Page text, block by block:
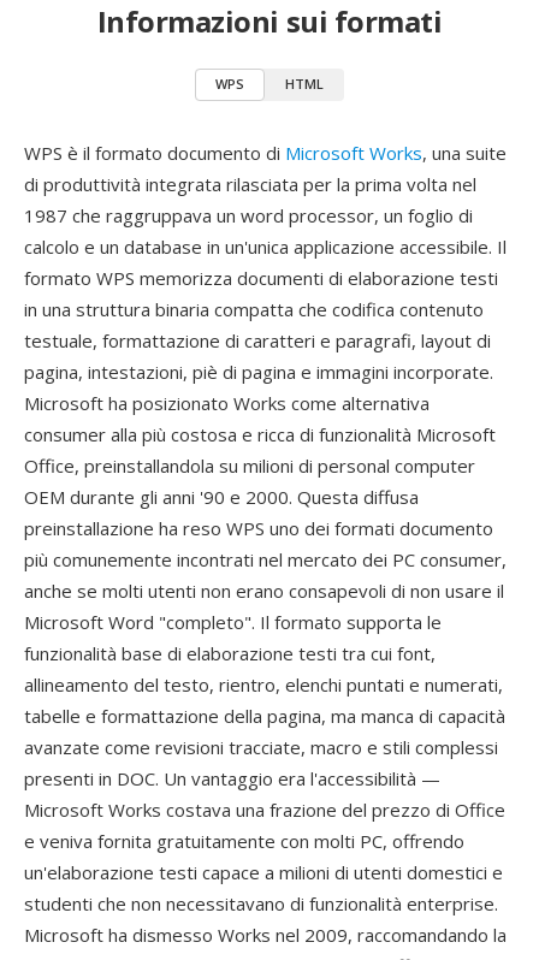
Informazioni sui formati
WPS HTML
WPS è il formato documento di Microsoft Works, una suite
di produttività integrata rilasciata per la prima volta nel
1987 che raggruppava un word processor, un foglio di
calcolo e un database in un'unica applicazione accessibile. Il
formato WPS memorizza documenti di elaborazione testi
in una struttura binaria compatta che codifica contenuto
testuale, formattazione di caratteri e paragrafi, layout di
pagina, intestazioni, piè di pagina e immagini incorporate.
Microsoft ha posizionato Works come alternativa
consumer alla più costosa e ricca di funzionalità Microsoft
Office, preinstallandola su milioni di personal computer
OEM durante gli anni '90 e 2000. Questa diffusa
preinstallazione ha reso WPS uno dei formati documento
più comunemente incontrati nel mercato dei PC consumer,
anche se molti utenti non erano consapevoli di non usare il
Microsoft Word "completo". Il formato supporta le
funzionalità base di elaborazione testi tra cui font,
allineamento del testo, rientro, elenchi puntati e numerati,
tabelle e formattazione della pagina, ma manca di capacità
avanzate come revisioni tracciate, macro e stili complessi
presenti in DOC. Un vantaggio era l'accessibilità —
Microsoft Works costava una frazione del prezzo di Office
e veniva fornita gratuitamente con molti PC, offrendo
un'elaborazione testi capace a milioni di utenti domestici e
studenti che non necessitavano di funzionalità enterprise.
Microsoft ha dismesso Works nel 2009, raccomandando la